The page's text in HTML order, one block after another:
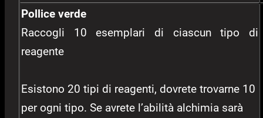
Pollice verde
Raccogli 10 esemplari di ciascun tipo di
reagente
Esistono 20 tipi di reagenti, dovrete trovarne 10
per ogni tipo. Se avrete l’abilità alchimia sarà